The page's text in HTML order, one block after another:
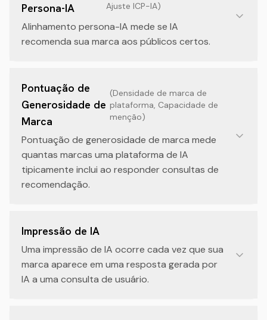
Persona-IA
Ajuste ICP-IA)
Alinhamento persona-IA mede se IA
recomenda sua marca aos públicos certos.
Pontuação de
Generosidade de
Marca
(Densidade de marca de
plataforma, Capacidade de
menção)
Pontuação de generosidade de marca mede
quantas marcas uma plataforma de IA
tipicamente inclui ao responder consultas de
recomendação.
Impressão de IA
Uma impressão de IA ocorre cada vez que sua
marca aparece em uma resposta gerada por
IA a uma consulta de usuário.